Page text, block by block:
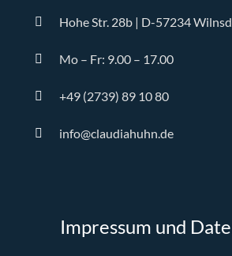
Hohe Str. 28b | D-57234
Mo – Fr: 9.00 – 17.00
+49 (2739) 89 10 80
info@claudiahuhn.de
Impressum und